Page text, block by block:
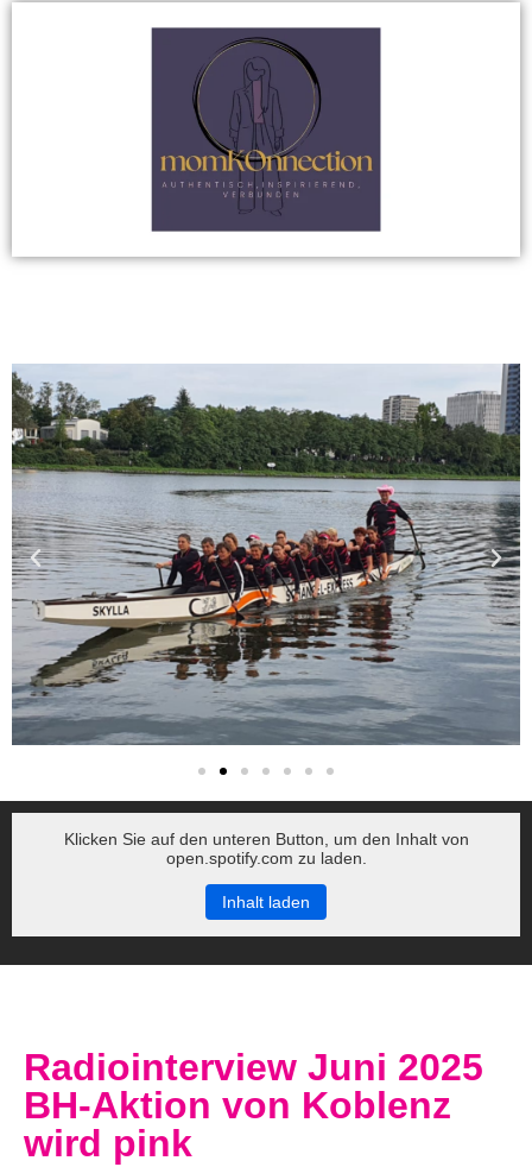
Klicken Sie auf den unteren Button, um den Inhalt von
open.spotify.com zu laden.
Inhalt laden
Radiointerview Juni 2025
BH-Aktion von Koblenz
wird pink